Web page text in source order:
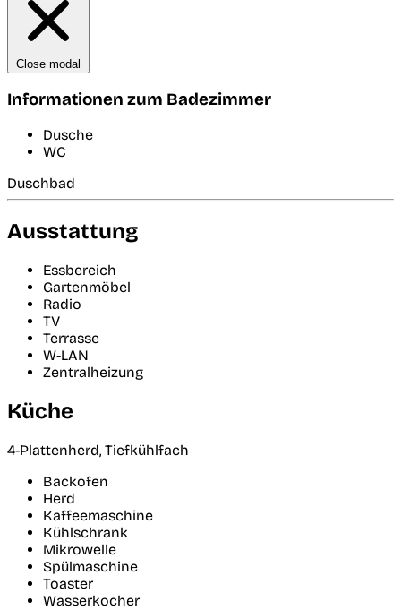
Close modal
Informationen zum Badezimmer
Dusche
WC
Duschbad
Ausstattung
Essbereich
Gartenmöbel
Radio
TV
Terrasse
W-LAN
Zentralheizung
Küche
4-Plattenherd, Tiefkühlfach
Backofen
Herd
Kaffeemaschine
Kühlschrank
Mikrowelle
Spülmaschine
Toaster
Wasserkocher